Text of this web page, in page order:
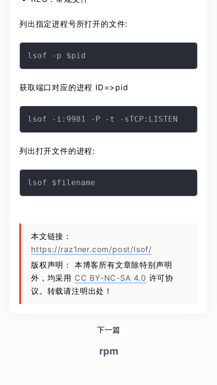
列出指定进程号所打开的文件:
获取端口对应的进程 ID=>pid
列出打开文件的进程:
本文链接：
https://raz1ner.com/post/lsof/
版权声明： 本博客所有文章除特别声明
外，均采用 CC BY-NC-SA 4.0 许可协
议。转载请注明出处！
下一篇
rpm